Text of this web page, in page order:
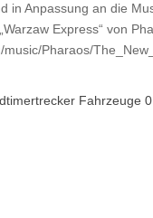
in Anpassung an die
Express“ von
Pharaos/
Fahrzeuge 0